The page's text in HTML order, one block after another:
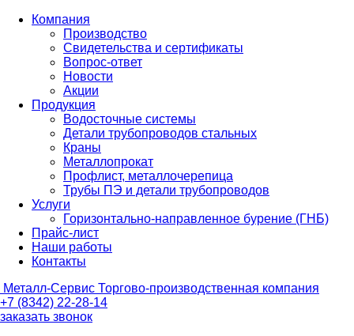
Компания
Производство
Свидетельства и сертификаты
Вопрос-ответ
Новости
Акции
Продукция
Водосточные системы
Детали трубопроводов стальных
Краны
Металлопрокат
Профлист, металлочерепица
Трубы ПЭ и детали трубопроводов
Услуги
Горизонтально-направленное бурение (ГНБ)
Прайс-лист
Наши работы
Контакты
Металл-Сервис Торгово-производственная компания
+7 (8342) 22-28-14
заказать звонок